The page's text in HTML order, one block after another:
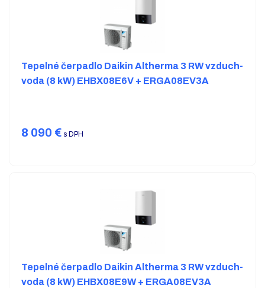
Tepelné čerpadlo Daikin Altherma 3 RW vzduch-
voda (8 kW) EHBX08E6V + ERGA08EV3A
8 090 € s DPH
Tepelné čerpadlo Daikin Altherma 3 RW vzduch-
voda (8 kW) EHBX08E9W + ERGA08EV3A